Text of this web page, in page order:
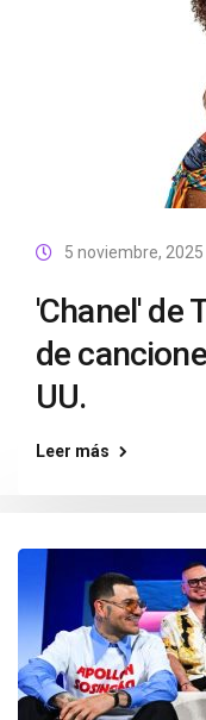
5 noviembre, 2025
'Chanel' de
de
UU.
Leer más